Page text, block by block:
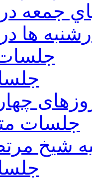
جمعه در
ها در
جلسات